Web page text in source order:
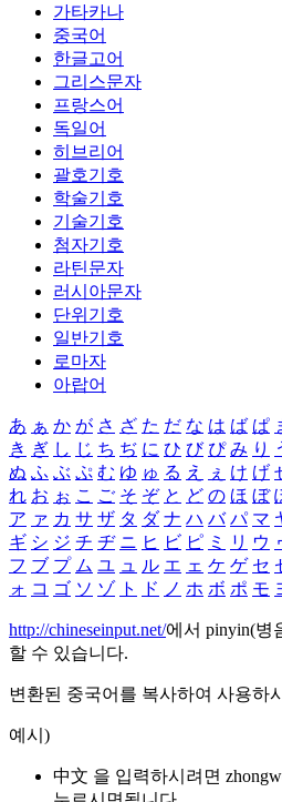
가타카나
중국어
한글고어
그리스문자
프랑스어
독일어
히브리어
괄호기호
학술기호
기술기호
첨자기호
라틴문자
러시아문자
단위기호
일반기호
로마자
아랍어
あ ぁ か が さ ざ た だ な は ば ぱ
き ぎ し じ ち ぢ に ひ び ぴ み り
ぬ ふ ぶ ぷ む ゆ ゅ る え ぇ け げ
れ お ぉ こ ご そ ぞ と ど の ほ ぼ
ア ァ カ サ ザ タ ダ ナ ハ バ パ マ
ギ シ ジ チ ヂ ニ ヒ ビ ピ ミ リ ウ
フ ブ プ ム ユ ュ ル エ ェ ケ ゲ セ
ォ コ ゴ ソ ゾ ト ド ノ ホ ボ ポ モ
http://chineseinput.net/에서 pinyin(병
할 수 있습니다.
변환된 중국어를 복사하여 사용하
예시)
中文 을 입력하시려면